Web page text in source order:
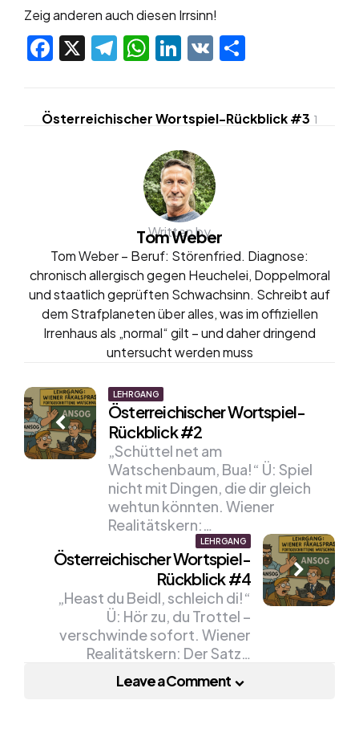
Zeig anderen auch diesen Irrsinn!
Facebook
X Telegram
WhatsApp
LinkedIn
VK
Österreichischer Wortspiel-Rückblick #3 1
Written by
Tom Weber
Tom Weber – Beruf: Störenfried. Diagnose:
chronisch allergisch gegen Heuchelei, Doppelmoral
und staatlich geprüften Schwachsinn. Schreibt auf
dem Strafplaneten über alles, was im offiziellen
Irrenhaus als „normal“ gilt – und daher dringend
untersucht werden muss
Post
navigation
LEHRGANG
Österreichischer Wortspiel-
Rückblick #2
„Schüttel net am
Watschenbaum, Bua!“ Ü: Spiel
nicht mit Dingen, die dir gleich
wehtun könnten. Wiener
Realitätskern:…
LEHRGANG
Österreichischer Wortspiel-
Rückblick #4
„Heast du Beidl, schleich di!“
Ü: Hör zu, du Trottel –
verschwinde sofort. Wiener
Realitätskern: Der Satz…
Leave a Comment